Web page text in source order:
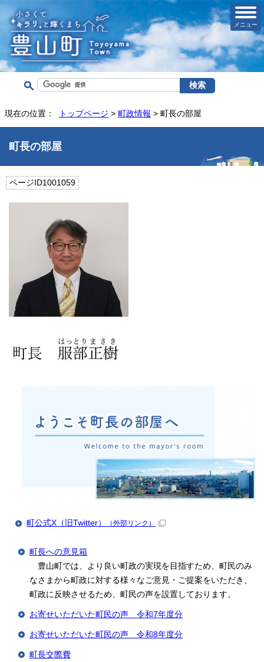
メニュー
現在の位置： トップページ > 町政情報 > 町長の部屋
町長の部屋
ページID1001059
町公式X（旧Twitter） （外部リンク）
町長への意見箱
豊山町では、より良い町政の実現を目指すため、町民のみ
なさまから町政に対する様々なご意見・ご提案をいただき、
町政に反映させるため、町民の声を設置しております。
お寄せいただいた町民の声 令和7年度分
お寄せいただいた町民の声 令和8年度分
町長交際費